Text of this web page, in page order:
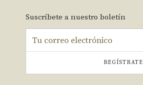
Suscríbete a nuestro boletín
REGÍSTRATE